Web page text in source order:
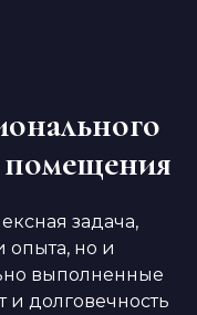
помещения
задача,
опыта, но и
выполненные
и долговечность